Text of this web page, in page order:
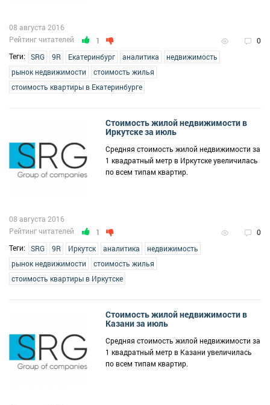
Рейтинг читателей 1 0
08 августа 2016
Теги: SRG 9R Екатеринбург аналитика
недвижимость
рынок недвижимости
стоимость жилья
стоимость квартиры в Екатеринбурге
Стоимость жилой недвижимости в
Иркутске за июль
Средняя стоимость жилой недвижимости за
1 квадратный метр в Иркутске увеличилась
по всем типам квартир.
Рейтинг читателей 1 0
08 августа 2016
Теги: SRG 9R Иркутск аналитика
недвижимость
рынок недвижимости
стоимость жилья
стоимость квартиры в Иркутске
Стоимость жилой недвижимости в
Казани за июль
Средняя стоимость жилой недвижимости за
1 квадратный метр в Казани увеличилась
по всем типам квартир.